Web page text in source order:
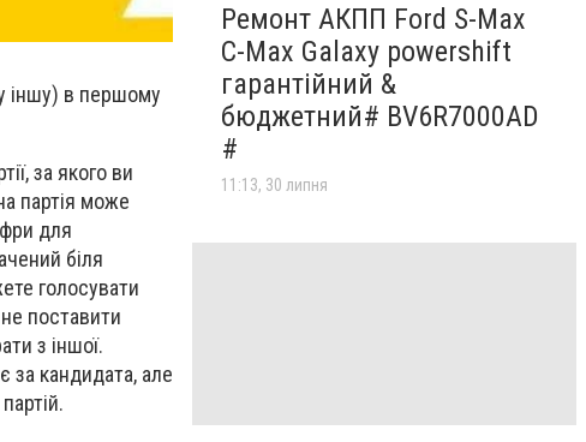
іншу) в першому
за якого ви
партія може
для
біля
голосувати
поставити
з іншої.
кандидата, але
Ремонт АКПП Ford S-Max
C-Max Galaxy powershift
гарантійний &
бюджетний# BV6R7000AD
#
11:13, 30 липня